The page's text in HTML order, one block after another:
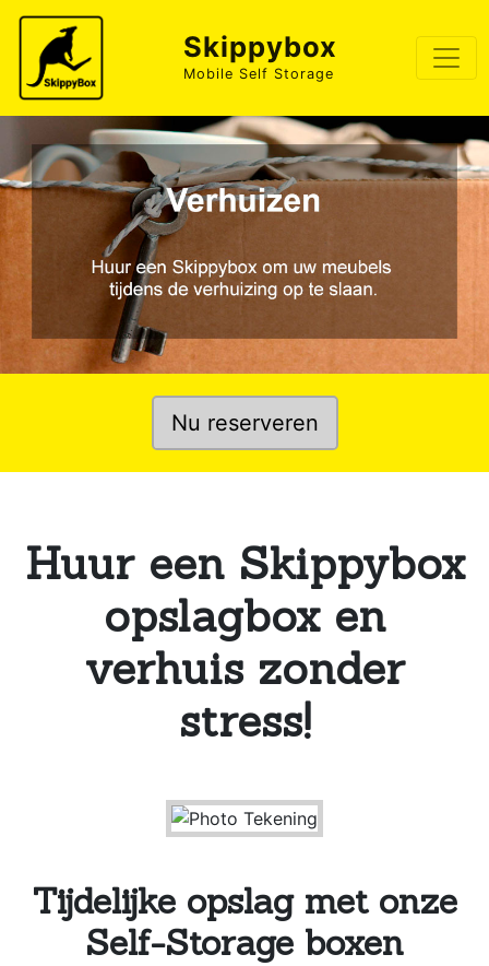
Skippybox
Mobile Self Storage
Nu reserveren
Huur een Skippybox
opslagbox en
verhuis zonder
stress!
Tijdelijke opslag met onze
Self-Storage boxen